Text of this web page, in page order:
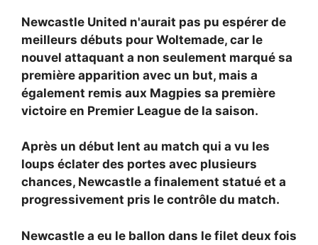
Newcastle United n'aurait pas pu espérer de
meilleurs débuts pour Woltemade, car le
nouvel attaquant a non seulement marqué sa
première apparition avec un but, mais a
également remis aux Magpies sa première
victoire en Premier League de la saison.
Après un début lent au match qui a vu les
loups éclater des portes avec plusieurs
chances, Newcastle a finalement statué et a
progressivement pris le contrôle du match.
Newcastle a eu le ballon dans le filet deux fois